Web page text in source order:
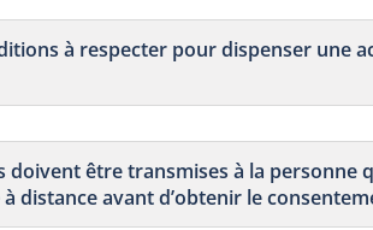
à respecter pour dispenser une
doivent être transmises à la personne
distance avant d’obtenir le